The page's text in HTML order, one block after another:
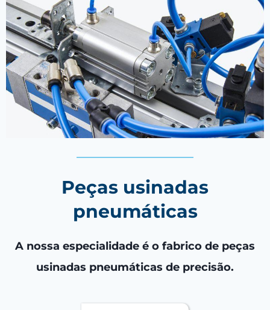
Peças usinadas
pneumáticas
A nossa especialidade é o fabrico de peças
usinadas pneumáticas de precisão.